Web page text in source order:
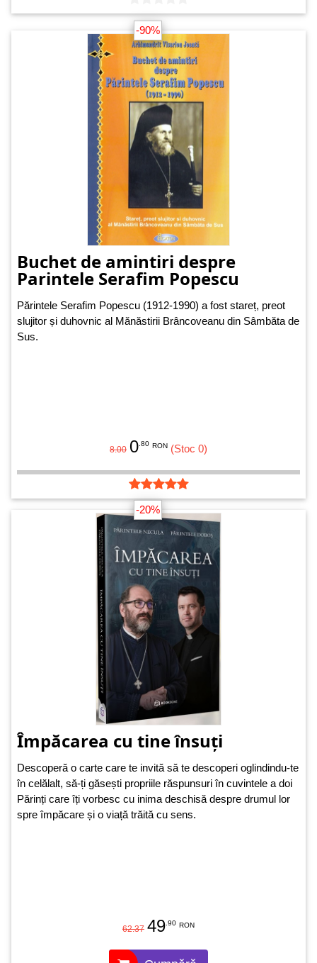
-90%
Buchet de amintiri despre
Parintele Serafim Popescu
Părintele Serafim Popescu (1912-1990) a fost stareț, preot
slujitor și duhovnic al Mănăstirii Brâncoveanu din Sâmbăta de
Sus.
8.00 0 .80 RON (Stoc 0)
-20%
Împăcarea cu tine însuți
Descoperă o carte care te invită să te descoperi oglindindu-te
în celălalt, să-ți găsești propriile răspunsuri în cuvintele a doi
Părinți care îți vorbesc cu inima deschisă despre drumul lor
spre împăcare și o viață trăită cu sens.
62.37 49 .90 RON